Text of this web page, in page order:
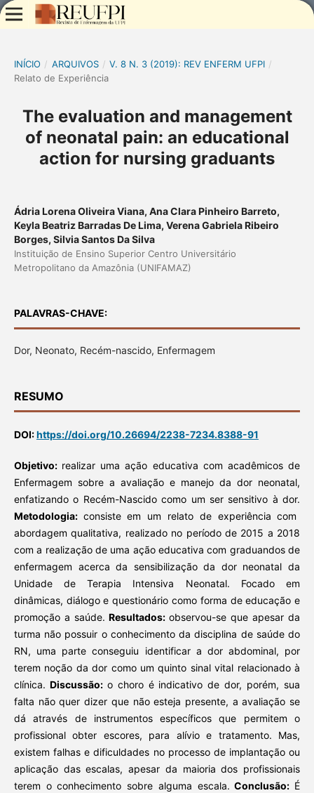
INÍCIO / ARQUIVOS / V. 8 N. 3 (2019): REV ENFERM UFPI /
Relato de Experiência
The evaluation and management
of neonatal pain: an educational
action for nursing graduants
Ádria Lorena Oliveira Viana, Ana Clara Pinheiro Barreto,
Keyla Beatriz Barradas De Lima, Verena Gabriela Ribeiro
Borges, Silvia Santos Da Silva
Instituição de Ensino Superior Centro Universitário
Metropolitano da Amazônia (UNIFAMAZ)
PALAVRAS-CHAVE:
Dor, Neonato, Recém-nascido, Enfermagem
RESUMO
DOI:https://doi.org/10.26694/2238-7234.8388-91
Objetivo: realizar uma ação educativa com acadêmicos de
Enfermagem sobre a avaliação e manejo da dor neonatal,
enfatizando o Recém-Nascido como um ser sensitivo à dor.
Metodologia: consiste em um relato de experiência com
abordagem qualitativa, realizado no período de 2015 a 2018
com a realização de uma ação educativa com graduandos de
enfermagem acerca da sensibilização da dor neonatal da
Unidade de Terapia Intensiva Neonatal. Focado em
dinâmicas, diálogo e questionário como forma de educação e
promoção a saúde. Resultados:observou-se que apesar da
turma não possuir o conhecimento da disciplina de saúde do
RN, uma parte conseguiu identificar a dor abdominal, por
terem noção da dor como um quinto sinal vital relacionado à
clínica. Discussão: o choro é indicativo de dor, porém, sua
falta não quer dizer que não esteja presente, a avaliação se
dá através de instrumentos específicos que permitem o
profissional obter escores, para alívio e tratamento. Mas,
existem falhas e dificuldades no processo de implantação ou
aplicação das escalas, apesar da maioria dos profissionais
terem o conhecimento sobre alguma escala. Conclusão: É